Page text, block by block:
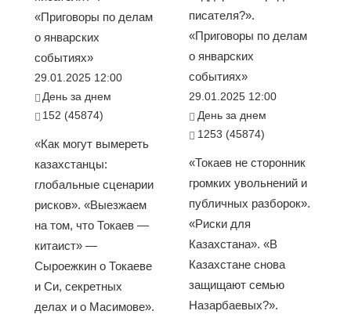
«Приговоры по делам
о январских
событиях»
29.01.2025 12:00
День за днем
152 (45874)
«Как могут вымереть
казахстанцы:
глобальные сценарии
рисков». «Выезжаем
на том, что Токаев —
китаист» —
Сыроежкин о Токаеве
и Си, секретных
делах и о Масимове».
писателя?».
«Приговоры по делам
о январских
событиях»
29.01.2025 12:00
День за днем
1253 (45874)
«Токаев не сторонник
громких увольнений и
публичных разборок».
«Риски для
Казахстана». «В
Казахстане снова
защищают семью
Назарбаевых?».